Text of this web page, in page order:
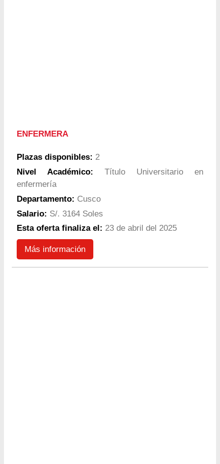
ENFERMERA
Plazas disponibles: 2
Nivel Académico:
Título Universitario en
enfermería
Departamento: Cusco
Salario: S/. 3164 Soles
Esta oferta finaliza el: 23 de abril del 2025
Más información